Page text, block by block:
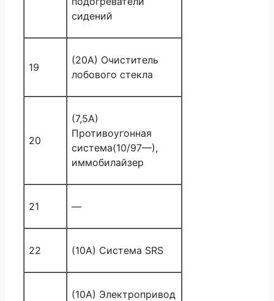
сидений
19
(20A) Очиститель
лобового стекла
20
(7,5А)
Противоугонная
система(10/97—),
иммобилайзер
21 —
22 (10A) Система SRS
(10A) Электропривод